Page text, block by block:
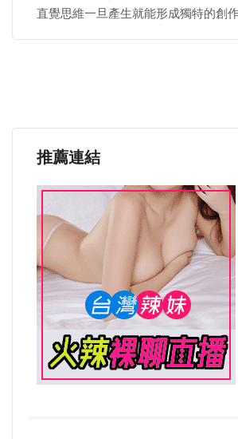
直覺思維一旦產生就能形成獨特的創作
推薦連結